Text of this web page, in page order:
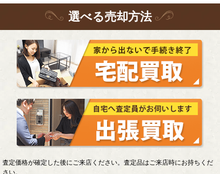
選べる売却方法
査定価格が確定した後にご来店ください。査定品はご来店時にお持ちくだ
さい。